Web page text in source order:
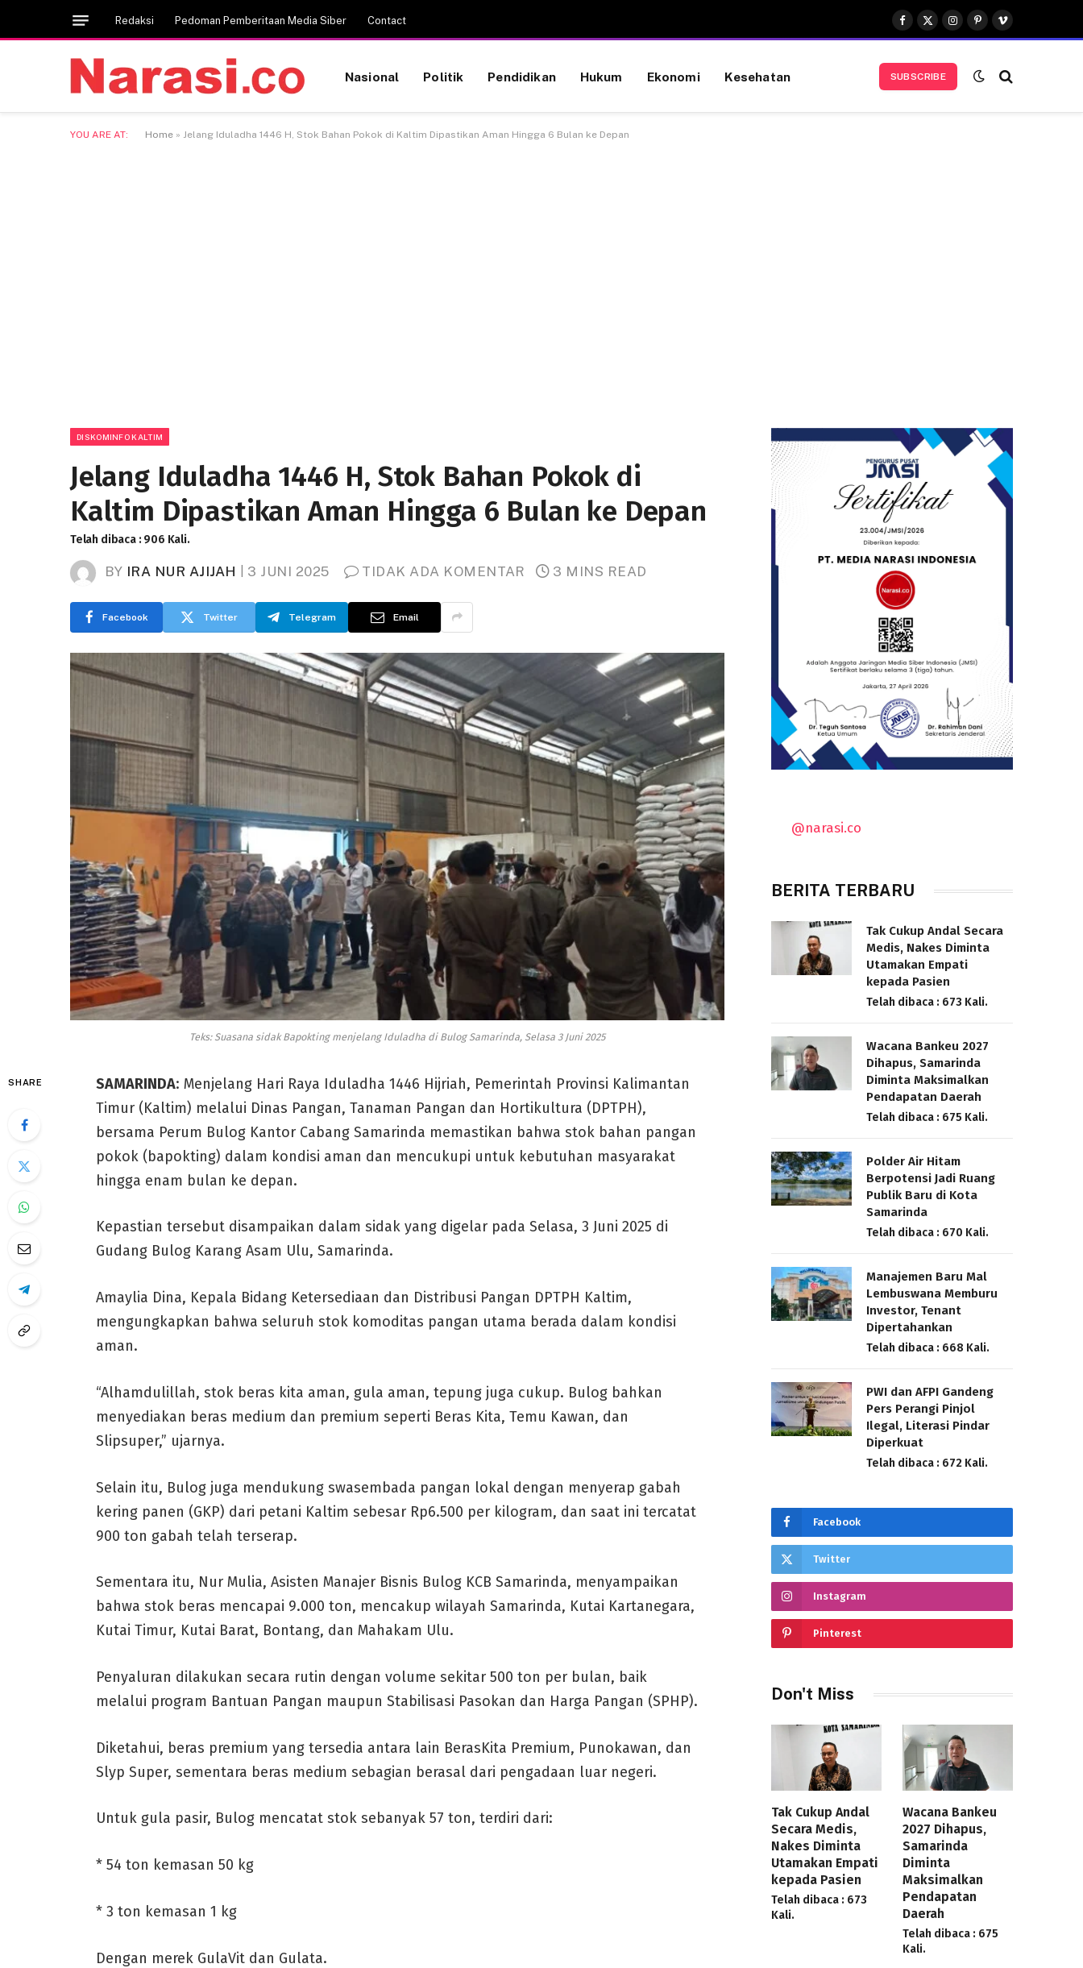
Redaksi Pedoman Pemberitaan Media Siber Contact
Facebook
X
(Twitter)
Instagram
Pinterest
Vimeo
Nasional Politik Pendidikan Hukum Ekonomi Kesehatan SUBSCRIBE
YOU ARE AT: Home » Jelang Iduladha 1446 H, Stok Bahan Pokok di Kaltim Dipastikan Aman Hingga 6 Bulan ke Depan
DISKOMINFO KALTIM
Jelang Iduladha 1446 H, Stok Bahan Pokok di
Kaltim Dipastikan Aman Hingga 6 Bulan ke Depan
Telah dibaca : 906 Kali.
BY IRA NUR AJIJAH 3 JUNI 2025 TIDAK ADA KOMENTAR 3 MINS READ
Facebook Twitter Telegram Email
Teks: Suasana sidak Bapokting menjelang Iduladha di Bulog Samarinda, Selasa 3 Juni 2025
SHARE SAMARINDA: Menjelang Hari Raya Iduladha 1446 Hijriah, Pemerintah Provinsi Kalimantan
Timur (Kaltim) melalui Dinas Pangan, Tanaman Pangan dan Hortikultura (DPTPH),
bersama Perum Bulog Kantor Cabang Samarinda memastikan bahwa stok bahan pangan
pokok (bapokting) dalam kondisi aman dan mencukupi untuk kebutuhan masyarakat
hingga enam bulan ke depan.
Kepastian tersebut disampaikan dalam sidak yang digelar pada Selasa, 3 Juni 2025 di
Gudang Bulog Karang Asam Ulu, Samarinda.
Amaylia Dina, Kepala Bidang Ketersediaan dan Distribusi Pangan DPTPH Kaltim,
mengungkapkan bahwa seluruh stok komoditas pangan utama berada dalam kondisi
aman.
“Alhamdulillah, stok beras kita aman, gula aman, tepung juga cukup. Bulog bahkan
menyediakan beras medium dan premium seperti Beras Kita, Temu Kawan, dan
Slipsuper,” ujarnya.
Selain itu, Bulog juga mendukung swasembada pangan lokal dengan menyerap gabah
kering panen (GKP) dari petani Kaltim sebesar Rp6.500 per kilogram, dan saat ini tercatat
900 ton gabah telah terserap.
Sementara itu, Nur Mulia, Asisten Manajer Bisnis Bulog KCB Samarinda, menyampaikan
bahwa stok beras mencapai 9.000 ton, mencakup wilayah Samarinda, Kutai Kartanegara,
Kutai Timur, Kutai Barat, Bontang, dan Mahakam Ulu.
Penyaluran dilakukan secara rutin dengan volume sekitar 500 ton per bulan, baik
melalui program Bantuan Pangan maupun Stabilisasi Pasokan dan Harga Pangan (SPHP).
Diketahui, beras premium yang tersedia antara lain BerasKita Premium, Punokawan, dan
Slyp Super, sementara beras medium sebagian berasal dari pengadaan luar negeri.
Untuk gula pasir, Bulog mencatat stok sebanyak 57 ton, terdiri dari:
* 54 ton kemasan 50 kg
* 3 ton kemasan 1 kg
Dengan merek GulaVit dan Gulata.
@narasi.co
BERITA TERBARU
Tak Cukup Andal Secara
Medis, Nakes Diminta
Utamakan Empati
kepada Pasien
Telah dibaca : 673 Kali.
Wacana Bankeu 2027
Dihapus, Samarinda
Diminta Maksimalkan
Pendapatan Daerah
Telah dibaca : 675 Kali.
Polder Air Hitam
Berpotensi Jadi Ruang
Publik Baru di Kota
Samarinda
Telah dibaca : 670 Kali.
Manajemen Baru Mal
Lembuswana Memburu
Investor, Tenant
Dipertahankan
Telah dibaca : 668 Kali.
PWI dan AFPI Gandeng
Pers Perangi Pinjol
Ilegal, Literasi Pindar
Diperkuat
Telah dibaca : 672 Kali.
Facebook
Twitter
Instagram
Pinterest
Don't Miss
Tak Cukup Andal
Secara Medis,
Nakes Diminta
Utamakan Empati
kepada Pasien
Telah dibaca : 673
Kali.
Wacana Bankeu
2027 Dihapus,
Samarinda
Diminta
Maksimalkan
Pendapatan
Daerah
Telah dibaca : 675
Kali.